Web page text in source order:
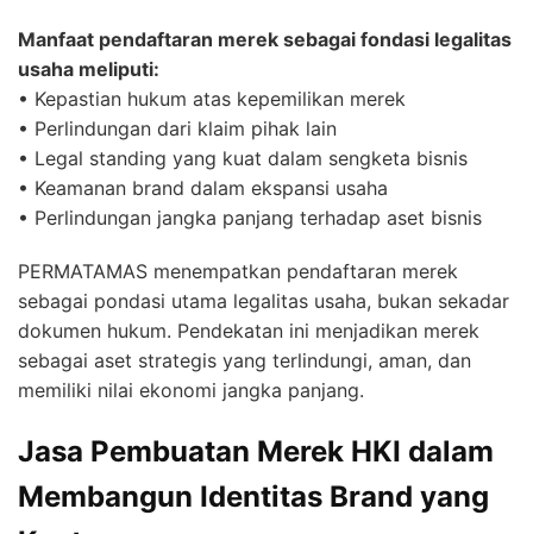
Manfaat pendaftaran merek sebagai fondasi legalitas
usaha meliputi:
• Kepastian hukum atas kepemilikan merek
• Perlindungan dari klaim pihak lain
• Legal standing yang kuat dalam sengketa bisnis
• Keamanan brand dalam ekspansi usaha
• Perlindungan jangka panjang terhadap aset bisnis
PERMATAMAS menempatkan pendaftaran merek
sebagai pondasi utama legalitas usaha, bukan sekadar
dokumen hukum. Pendekatan ini menjadikan merek
sebagai aset strategis yang terlindungi, aman, dan
memiliki nilai ekonomi jangka panjang.
Jasa Pembuatan Merek HKI dalam
Membangun Identitas Brand yang